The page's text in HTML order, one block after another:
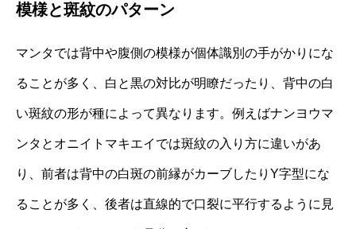
模様と斑紋のパターン
マンタでは背中や腹側の模様が個体識別の手がかりにな
ることが多く、白と黒の対比が明瞭だったり、背中の白
い斑紋の形が種によって異なります。例えばナンヨウマ
ンタとオニイトマキエイでは斑紋の入り方に違いがあ
り、前者は背中の白斑の前縁がカーブしたりY字型にな
ることが多く、後者は直線的で口裂に平行するように見